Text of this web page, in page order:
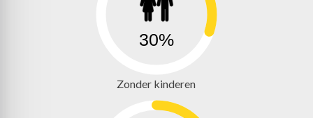
30%
Zonder kinderen